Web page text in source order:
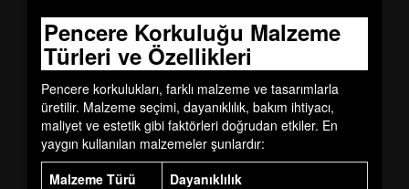
Pencere Korkuluğu Malzeme
Türleri ve Özellikleri
Pencere korkulukları, farklı malzeme ve tasarımlarla
üretilir. Malzeme seçimi, dayanıklılık, bakım ihtiyacı,
maliyet ve estetik gibi faktörleri doğrudan etkiler. En
yaygın kullanılan malzemeler şunlardır:
Malzeme Türü
Dayanıklılık